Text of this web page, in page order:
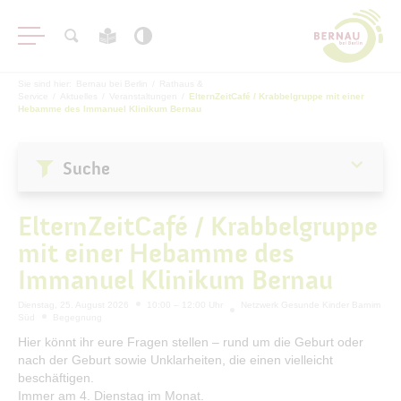
Stadtnachrichten
Veranstaltungen
#BERNAUER
Haushalt
Öffentliche Auslegungen
ElternZeitCafé / Krabbelgruppe mit einer
Hebamme des Immanuel Klinikum Bernau
ElternZeitCafé / Krabbelgruppe
mit einer Hebamme des
Immanuel Klinikum Bernau
Hier könnt ihr eure Fragen stellen – rund um die Geburt oder
nach der Geburt sowie Unklarheiten, die einen vielleicht
beschäftigen.
Immer am 4. Dienstag im Monat.
Suche